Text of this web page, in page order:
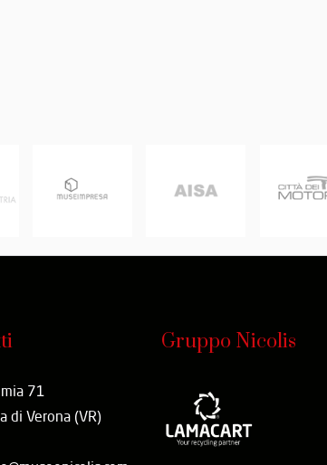
71
di Verona (VR)
Gruppo Nicolis